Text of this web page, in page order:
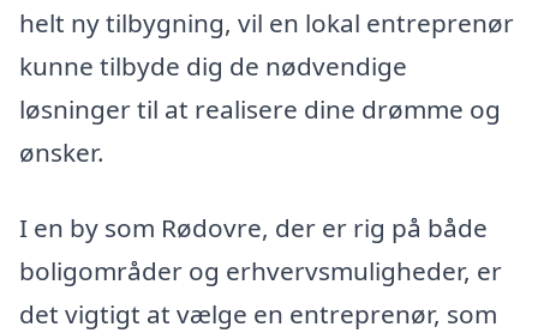
helt ny tilbygning, vil en lokal entreprenør
kunne tilbyde dig de nødvendige
løsninger til at realisere dine drømme og
ønsker.
I en by som Rødovre, der er rig på både
boligområder og erhvervsmuligheder, er
det vigtigt at vælge en entreprenør, som